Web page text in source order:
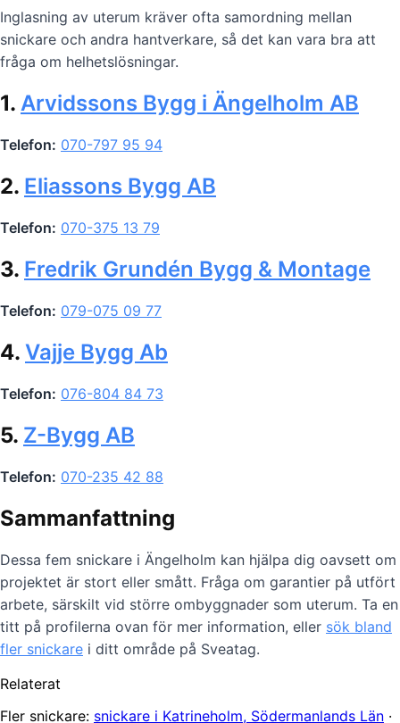
Inglasning av uterum kräver ofta samordning mellan
snickare och andra hantverkare, så det kan vara bra att
fråga om helhetslösningar.
1. Arvidssons Bygg i Ängelholm AB
Telefon: 070-797 95 94
2. Eliassons Bygg AB
Telefon: 070-375 13 79
3. Fredrik Grundén Bygg & Montage
Telefon: 079-075 09 77
4. Vajje Bygg Ab
Telefon: 076-804 84 73
5. Z-Bygg AB
Telefon: 070-235 42 88
Sammanfattning
Dessa fem snickare i Ängelholm kan hjälpa dig oavsett om
projektet är stort eller smått. Fråga om garantier på utfört
arbete, särskilt vid större ombyggnader som uterum. Ta en
titt på profilerna ovan för mer information, eller sök bland
fler snickare i ditt område på Sveatag.
Relaterat
Fler snickare: snickare i Katrineholm, Södermanlands Län ·